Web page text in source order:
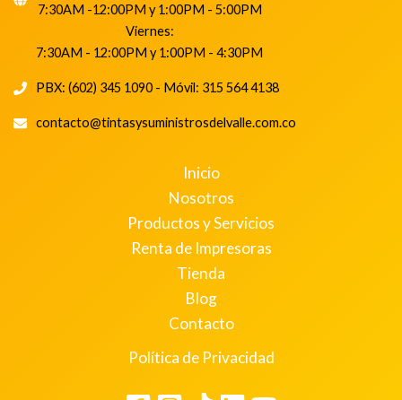
7:30AM -12:00PM y 1:00PM - 5:00PM
Viernes:
7:30AM - 12:00PM y 1:00PM - 4:30PM
PBX: (602) 345 1090 - Móvil: 315 564 4138
contacto@tintasysuministrosdelvalle.com.co
Inicio
Nosotros
Productos y Servicios
Renta de Impresoras
Tienda
Blog
Contacto
Política de Privacidad